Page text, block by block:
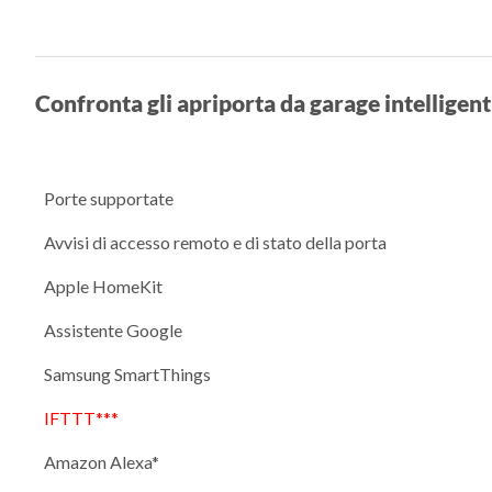
Confronta gli apriporta da garage
Porte supportate
Avvisi di accesso remoto e di stato della porta
Apple HomeKit
Assistente Google
Samsung SmartThings
IFTTT***
Amazon Alexa*